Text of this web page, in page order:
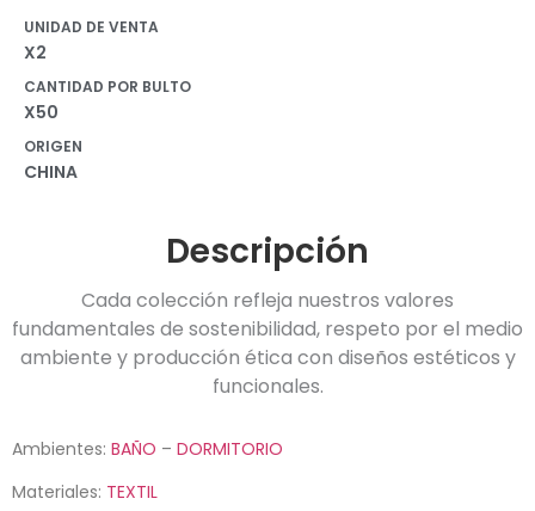
UNIDAD DE VENTA
X2
CANTIDAD POR BULTO
X50
ORIGEN
CHINA
Descripción
Cada colección refleja nuestros valores
fundamentales de sostenibilidad, respeto por el medio
ambiente y producción ética con diseños estéticos y
funcionales.
Ambientes: BAÑO – DORMITORIO
Materiales: TEXTIL